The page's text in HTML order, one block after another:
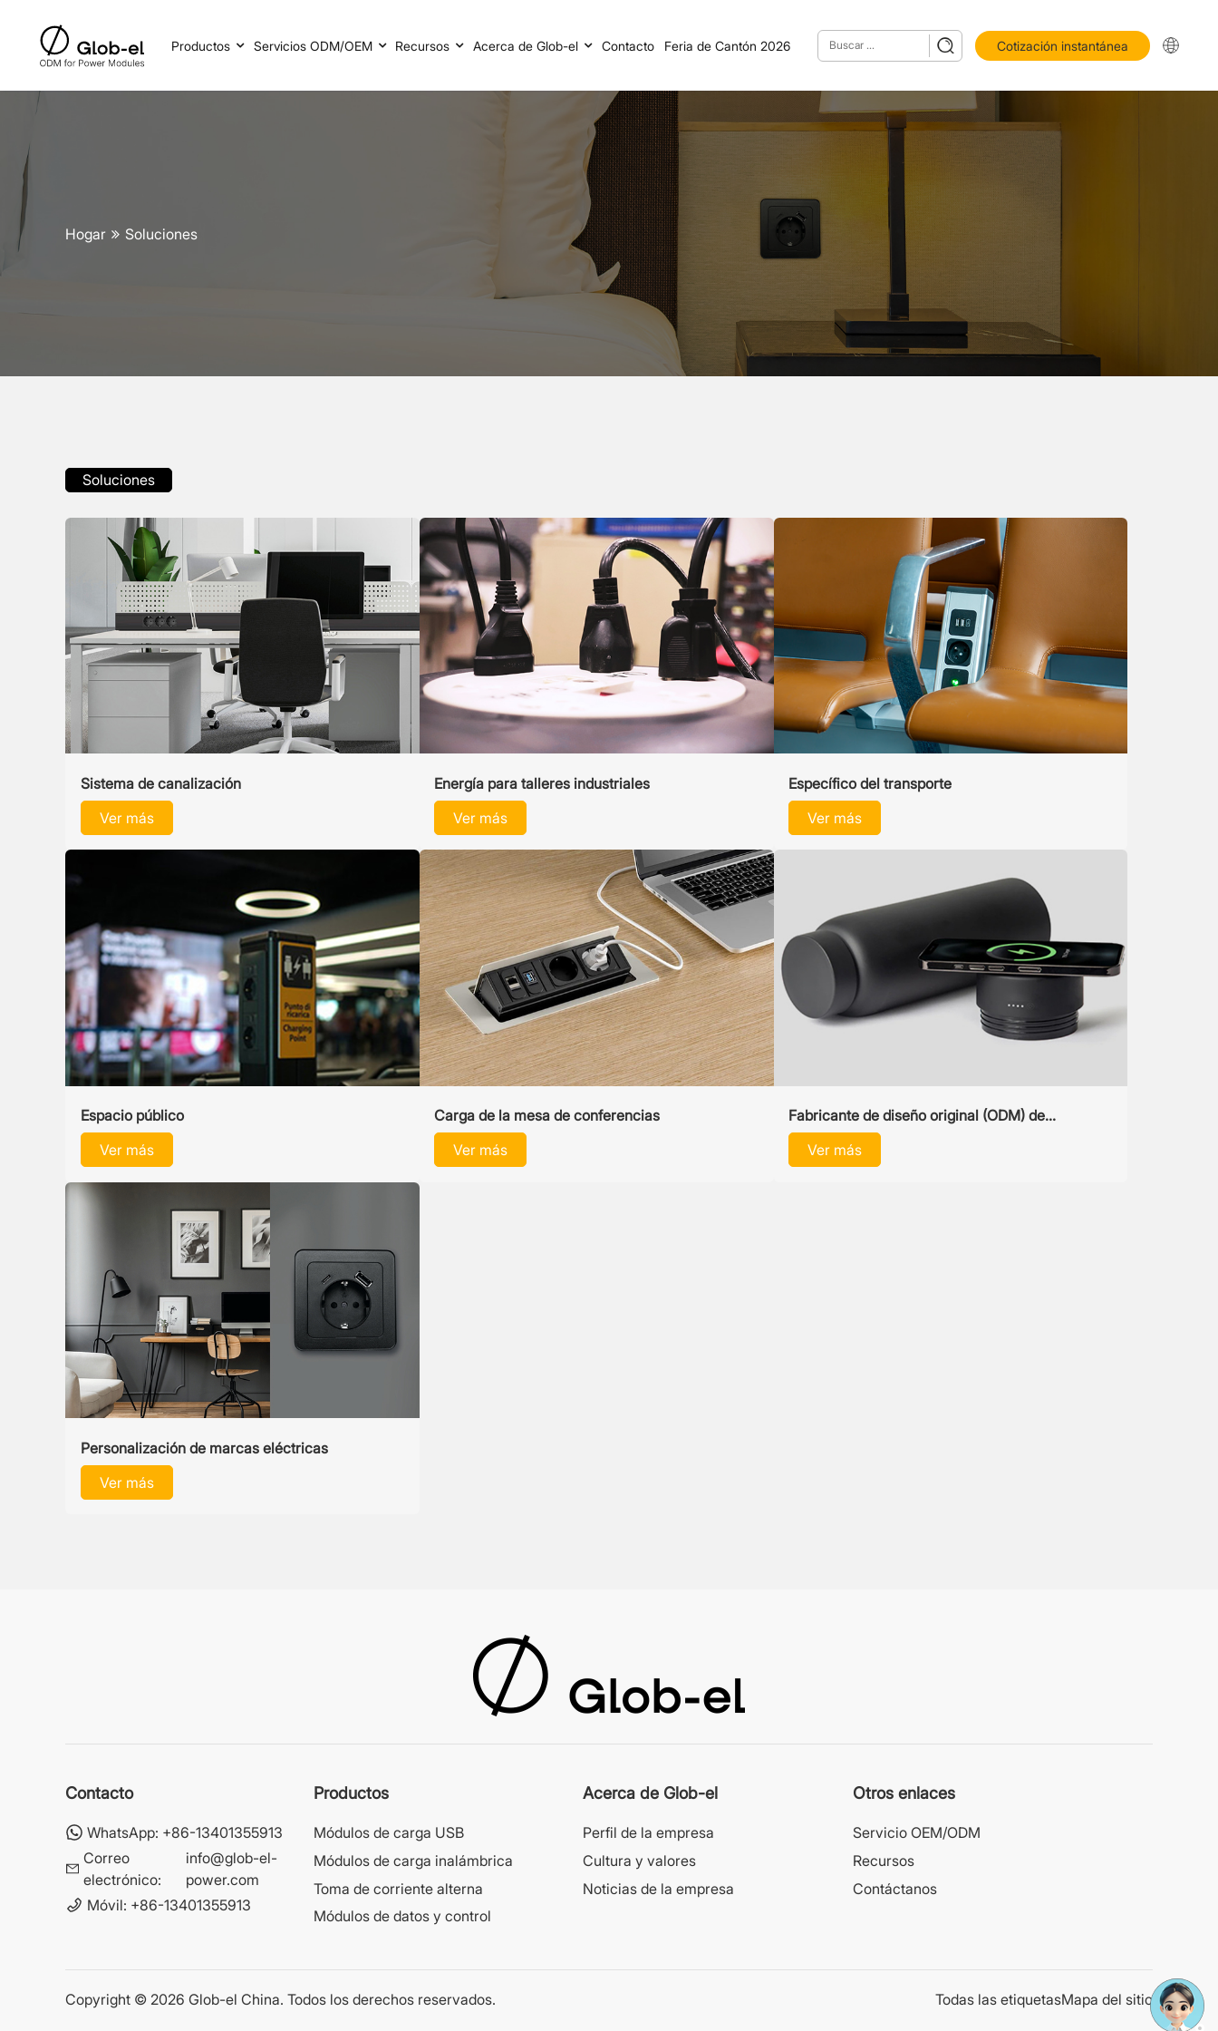
Productos Servicios ODM/OEM Recursos Acerca de Glob-el Contacto Feria de Cantón 2026 Cotización instantánea
Hogar Soluciones
Soluciones
Sistema de canalización
Ver más
Energía para talleres industriales
Ver más
Específico del transporte
Ver más
Espacio público
Ver más
Carga de la mesa de conferencias
Ver más
Fabricante de diseño original (ODM) de
productos electrónicos de consumo
Ver más
Personalización de marcas eléctricas
Ver más
Contacto
WhatsApp: +86-13401355913
Correo
electrónico:
info@glob-el-
power.com
Móvil: +86-13401355913
Productos
Módulos de carga USB
Módulos de carga inalámbrica
Toma de corriente alterna
Módulos de datos y control
Acerca de Glob-el
Perfil de la empresa
Cultura y valores
Noticias de la empresa
Otros enlaces
Servicio OEM/ODM
Recursos
Contáctanos
Copyright © 2026 Glob-el China. Todos los derechos reservados. Todas las etiquetasMapa del sitio